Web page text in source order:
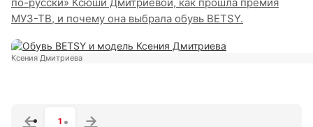
МУЗ-ТВ, и почему она выбрала обувь BETSY.
Ксения Дмитриева
1